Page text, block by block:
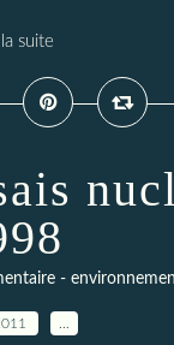
suite
-